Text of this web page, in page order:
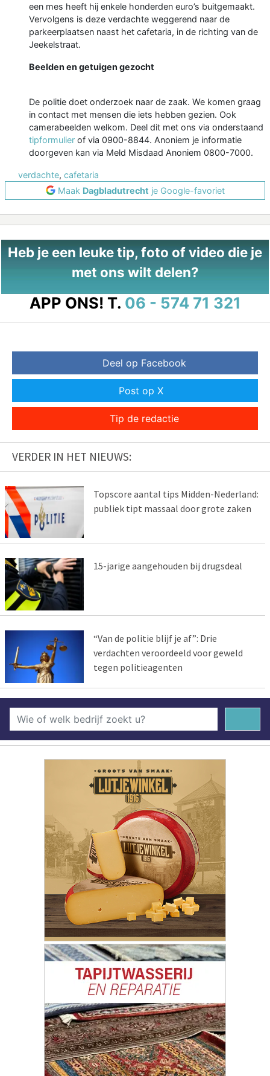
een mes heeft hij enkele honderden euro’s buitgemaakt.
Vervolgens is deze verdachte weggerend naar de
parkeerplaatsen naast het cafetaria, in de richting van de
Jeekelstraat.
Beelden en getuigen gezocht
De politie doet onderzoek naar de zaak. We komen graag
in contact met mensen die iets hebben gezien. Ook
camerabeelden welkom. Deel dit met ons via onderstaand
tipformulier of via 0900-8844. Anoniem je informatie
doorgeven kan via Meld Misdaad Anoniem 0800-7000.
verdachte, cafetaria
Maak Dagbladutrecht je Google-favoriet
Heb je een leuke tip, foto of video die je
met ons wilt delen?
APP ONS! T. 06 - 574 71 321
Deel op Facebook
Post op X
Tip de redactie
VERDER IN HET NIEUWS:
Topscore aantal tips Midden-Nederland:
publiek tipt massaal door grote zaken
15-jarige aangehouden bij drugsdeal
“Van de politie blijf je af”: Drie
verdachten veroordeeld voor geweld
tegen politieagenten